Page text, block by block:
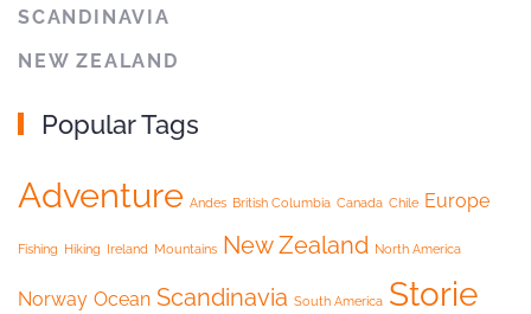
SCANDINAVIA
NEW ZEALAND
Popular Tags
Adventure Andes British Columbia Canada Chile Europe
Fishing Hiking Ireland Mountains New Zealand North America
Norway Ocean Scandinavia South America Storie